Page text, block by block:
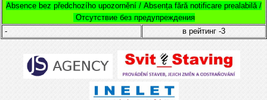
Absence bez předchozího upozornění / Absența fără notificare prealabilă /
Отсутствие без предупреждения
-
в рейтинг -3